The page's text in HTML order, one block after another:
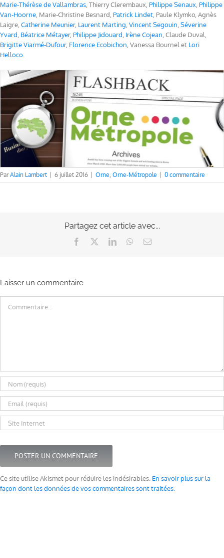
Marie-Thérèse de Vallambras , Thierry Clerembaux, Philippe Senaux Philippe
Van-Hoorne , Marie-Christine Besnard, Patrick Lindet , Paule Klymko, Agnès
Laigre, Catherine Meunier, Laurent Marting Vincent Segouin Séverine
Yvard Béatrice Métayer, Philippe Jidouard Irène Cojean , Claude Duval,
Brigitte Viarmé-Dufour, Florence Ecobichon , Vanessa Bournel et Lori
Helloco
ParAlain Lambert 6 juillet 2016 Orne Orne-Métropole 0 commentaire
Partagez cet article avec...
Facebook LinkedInWhatsApp
Email
Laisser un commentaire
Ce site utilise Akismet pour réduire les indésirables. En savoir plus sur la
façon dont les données de vos commentaires sont traitées.